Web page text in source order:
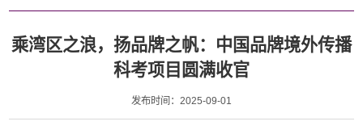
乘湾区之浪，扬品牌之帆：中国品牌境外传播
科考项目圆满收官
发布时间：2025-09-01